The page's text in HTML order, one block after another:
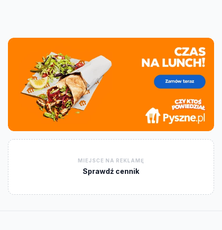
MIEJSCE NA REKLAMĘ
Sprawdź cennik